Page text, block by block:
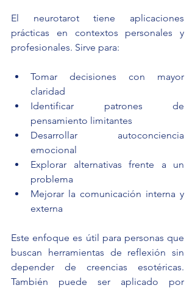
El neurotarot tiene aplicaciones
prácticas en contextos personales y
profesionales. Sirve para:
Tomar decisiones con mayor
claridad
Identificar patrones de
pensamiento limitantes
Desarrollar autoconciencia
emocional
Explorar alternativas frente a un
problema
Mejorar la comunicación interna y
externa
Este enfoque es útil para personas que
buscan herramientas de reflexión sin
depender de creencias esotéricas.
También puede ser aplicado por